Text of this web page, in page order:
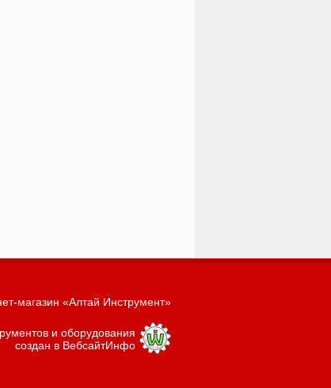
магазин «Алтай Инструмент»
и оборудования
создан в ВебсайтИнфо